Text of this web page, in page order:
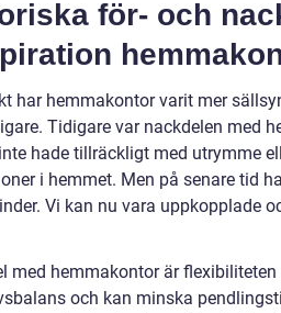
för- och
har hemmakontor varit mer
Tidigare var nackdelen med
hade tillräckligt med utrymme
i hemmet. Men på senare tid
Vi kan nu vara uppkopplade
med hemmakontor är
och kan minska